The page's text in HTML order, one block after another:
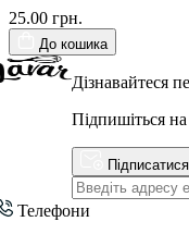
25.00 грн.
До кошика
Дізнавайтеся
Підпишіться
Підписатися
Телефони